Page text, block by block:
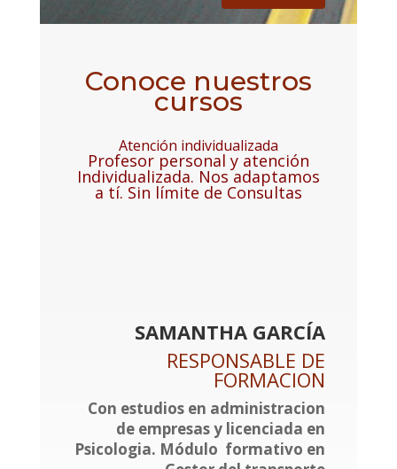
Conoce nuestros
cursos
Atención individualizada
Profesor personal y atención
Individualizada. Nos adaptamos
a tí. Sin límite de Consultas
SAMANTHA GARCÍA
RESPONSABLE DE
FORMACION
Con estudios en administracion
de empresas y licenciada en
Psicologia. Módulo formativo en